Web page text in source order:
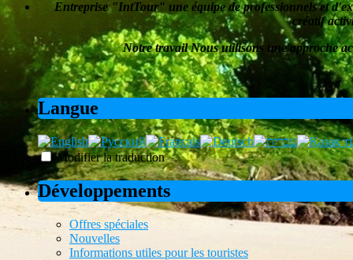
Entreprise"IntTour" une équipe de professionnels et
créatif
Notre travailNous utilisons une approche
Langue
Modifier la traduction
Développements
Offres spéciales
Nouvelles
Informations utiles pour les touristes